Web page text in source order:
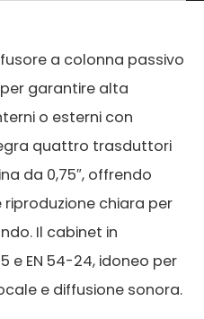
a colonna passivo
garantire alta
o esterni con
quattro trasduttori
da 0,75″, offrendo
chiara per
Il cabinet in
e EN 54-24, idoneo per
e diffusione sonora.
3
Bracket
MB